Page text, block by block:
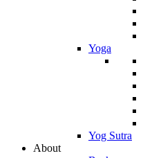
Yoga
Yog Sutra
About